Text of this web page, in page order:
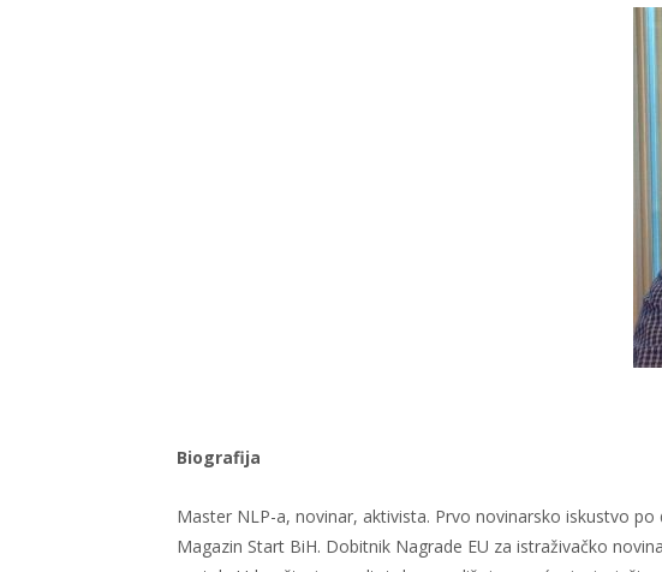
Biografija
Master NLP-a, novinar, aktivista. Prvo novinarsko iskustvo
Magazin Start BiH. Dobitnik Nagrade EU za istraživačko